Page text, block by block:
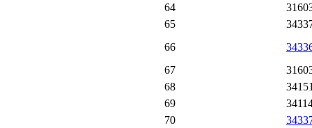
64
65
66
67
68
69
70